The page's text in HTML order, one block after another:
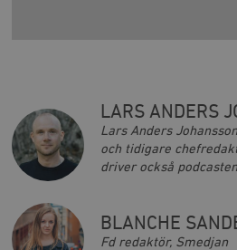
LARS ANDERS
Lars Anders
och tidigare
driver också podcasten
BLANCHE
Fd redaktör, Smedjan